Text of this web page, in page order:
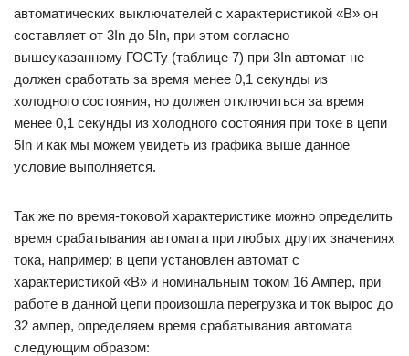
автоматических выключателей с характеристикой «B» он
составляет от 3In до 5In, при этом согласно
вышеуказанному ГОСТу (таблице 7) при 3In автомат не
должен сработать за время менее 0,1 секунды из
холодного состояния, но должен отключиться за время
менее 0,1 секунды из холодного состояния при токе в цепи
5In и как мы можем увидеть из графика выше данное
условие выполняется.
Так же по время-токовой характеристике можно определить
время срабатывания автомата при любых других значениях
тока, например: в цепи установлен автомат с
характеристикой «B» и номинальным током 16 Ампер, при
работе в данной цепи произошла перегрузка и ток вырос до
32 ампер, определяем время срабатывания автомата
следующим образом: